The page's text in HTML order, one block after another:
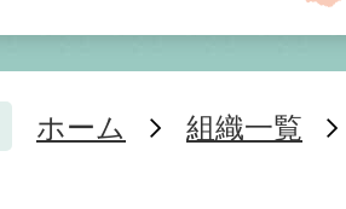
ホーム 組織一覧